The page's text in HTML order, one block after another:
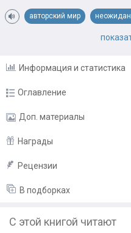
авторский мир
Информация и статистика
Оглавление
Глава 1
Глава 2
Глава 3
Глава 4
Доп. материалы
Иллюстрации
Награды
«Отличная книга!»
«Мне очень нравится!»
Рецензии
В подборках
С этой книгой читают